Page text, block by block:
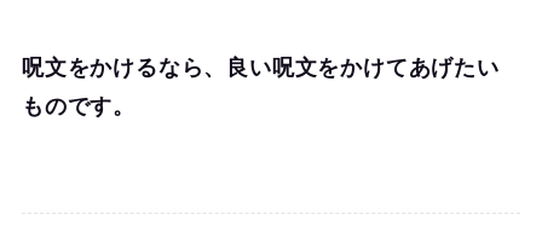
呪文をかけるなら、良い呪文をかけてあげたい
ものです。